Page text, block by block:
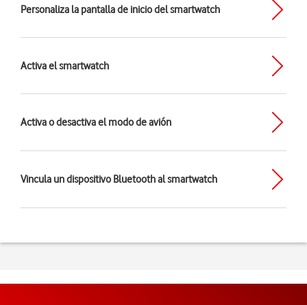
Personaliza la pantalla de inicio del smartwatch
Activa el smartwatch
Activa o desactiva el modo de avión
Vincula un dispositivo Bluetooth al smartwatch